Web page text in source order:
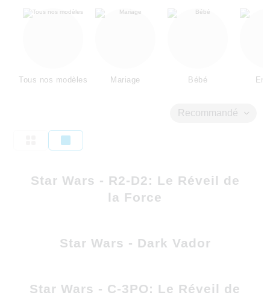
Tous nos modèles Mariage Bébé
Recommandé
Star Wars - R2-D2: Le Réveil de
la Force
Star Wars - Dark Vador
Star Wars - C-3PO: Le Réveil de